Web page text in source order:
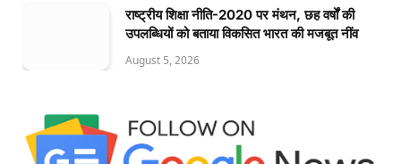
राष्ट्रीय शिक्षा नीति-2020 पर मंथन, छह वर्षों की
उपलब्धियों को बताया विकसित भारत की मजबूत नींव
August 5, 2026